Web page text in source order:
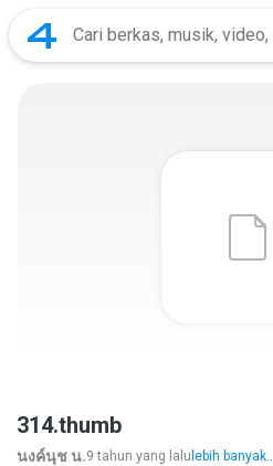
314.thumb
นงค์นุช น.9 tahun yang lalu lebih